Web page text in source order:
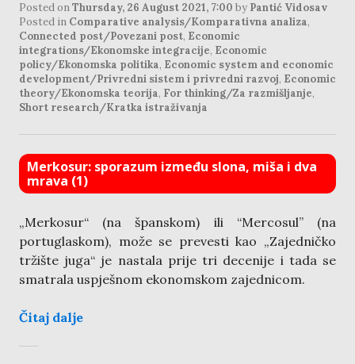
Posted onThursday, 26 August 2021, 7:00 by Pantić Vidosav
Posted in Comparative analysis/Komparativna analiza,
Connected post/Povezani post, Economic
integrations/Ekonomske integracije, Economic
policy/Ekonomska politika, Economic system and economic
development/Privredni sistem i privredni razvoj, Economic
theory/Ekonomska teorija, For thinking/Za razmišljanje,
Short research/Kratka istraživanja
Merkosur: sporazum između slona, miša i dva
mrava (1)
„Merkosur“ (na španskom) ili “Mercosul” (na
portuglaskom), može se prevesti kao „Zajedničko
tržište juga“ je nastala prije tri decenije i tada se
smatrala uspješnom ekonomskom zajednicom.
Čitaj dalje